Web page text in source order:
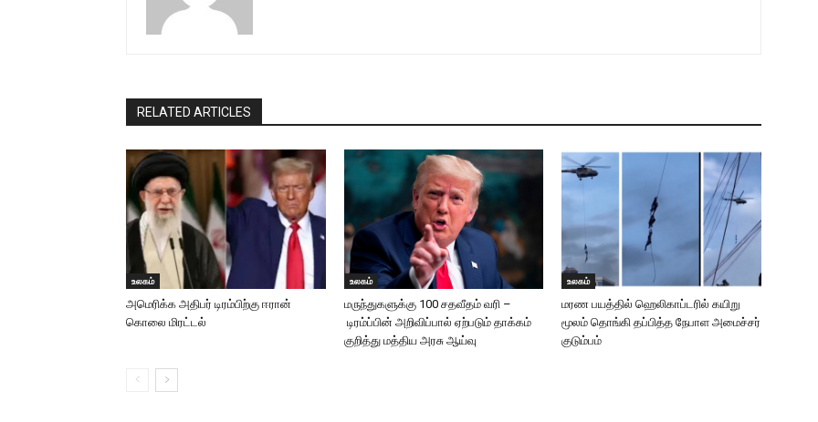
RELATED ARTICLES
உலகம்
அமெரிக்க அதிபர் டிரம்பிற்கு ஈரான்
கொலை மிரட்டல்
உலகம்
மருந்துகளுக்கு 100 சதவீதம் வரி –
டிரம்ப்பின் அறிவிப்பால் ஏற்படும் தாக்கம்
குறித்து மத்திய அரசு ஆய்வு
உலகம்
மரண பயத்தில் ஹெலிகாப்டரில் கயிறு
மூலம் தொங்கி தப்பித்த நேபாள அமைச்சர்
குடும்பம்